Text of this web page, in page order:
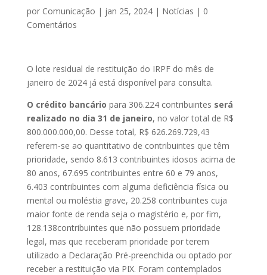
por Comunicação | jan 25, 2024| Notícias | 0
Comentários
O lote residual de restituição do IRPF do mês de
janeiro de 2024 já está disponível para consulta.
O crédito bancário para 306.224 contribuintes será
realizado no dia 31 de janeiro, no valor total de R$
800.000.000,00. Desse total, R$ 626.269.729,43
referem-se ao quantitativo de contribuintes que têm
prioridade, sendo 8.613 contribuintes idosos acima de
80 anos, 67.695 contribuintes entre 60 e 79 anos,
6.403 contribuintes com alguma deficiência física ou
mental ou moléstia grave, 20.258 contribuintes cuja
maior fonte de renda seja o magistério e, por fim,
128.138contribuintes que não possuem prioridade
legal, mas que receberam prioridade por terem
utilizado a Declaração Pré-preenchida ou optado por
receber a restituição via PIX. Foram contemplados